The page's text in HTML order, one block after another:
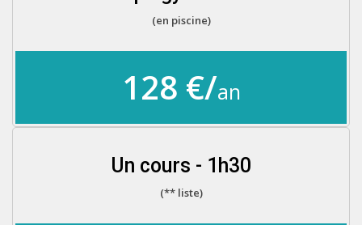
(en piscine)
128 €/an
Un cours - 1h30
(** liste)